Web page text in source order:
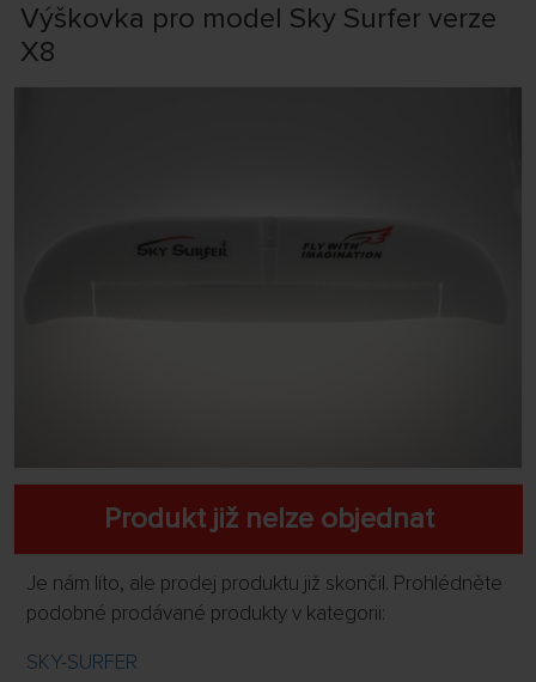
Výškovka pro model Sky Surfer verze
X8
Produkt již nelze objednat
Je nám líto, ale prodej produktu již skončil. Prohlédněte
podobné prodávané produkty v kategorii:
SKY-SURFER